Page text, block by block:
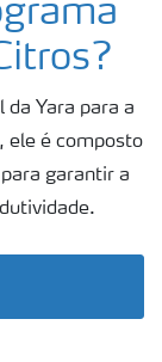
Yara para a
ele é composto
garantir a